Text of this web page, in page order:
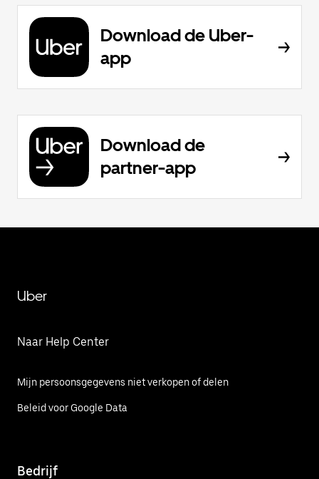
Download de Uber-
app
Download de
partner-app
Uber
Naar Help Center
Mijn persoonsgegevens niet verkopen of delen
Beleid voor Google Data
Bedrijf